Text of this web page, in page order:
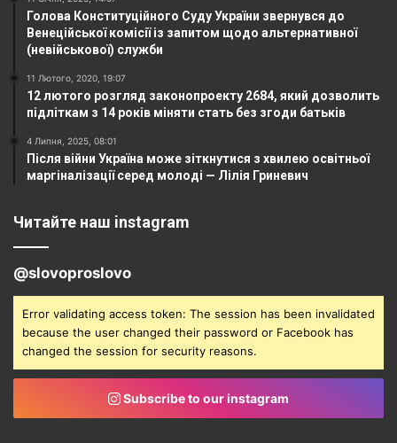
Голова Конституційного Суду України звернувся до
Венеційської комісії із запитом щодо альтернативної
(невійськової) служби
11 Лютого, 2020, 19:07
12 лютого розгляд законопроекту 2684, який дозволить
підліткам з 14 років міняти стать без згоди батьків
4 Липня, 2025, 08:01
Після війни Україна може зіткнутися з хвилею освітньої
маргіналізації серед молоді — Лілія Гриневич
Читайте наш instagram
@slovoproslovo
Error validating access token: The session has been invalidated
because the user changed their password or Facebook has
changed the session for security reasons.
Subscribe to our instagram